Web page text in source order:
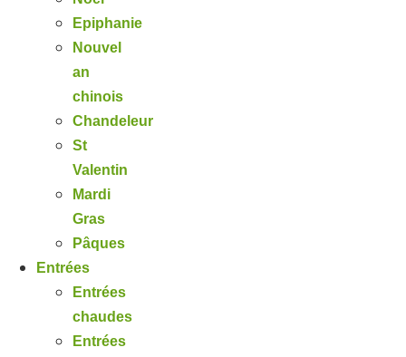
Epiphanie
Nouvel
an
chinois
Chandeleur
St
Valentin
Mardi
Gras
Pâques
Entrées
Entrées
chaudes
Entrées